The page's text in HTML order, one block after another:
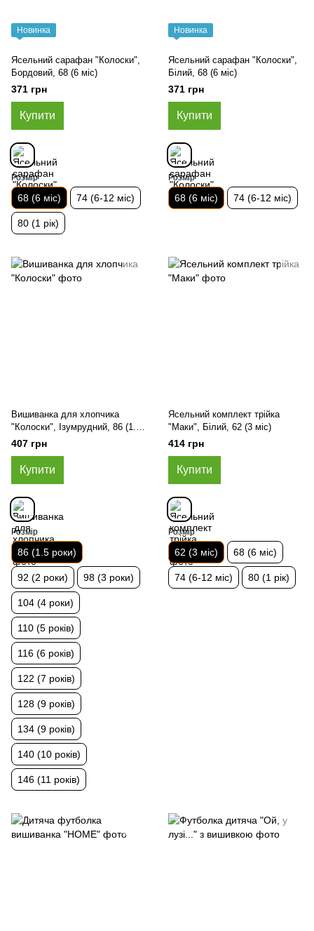
Новинка
Ясельний сарафан "Колоски",
Бордовий, 68 (6 міс)
371 грн
Купити
Розмір
68 (6 міс) 74 (6-12 міс)
80 (1 рік)
Новинка
Ясельний сарафан "Колоски",
Білий, 68 (6 міс)
371 грн
Купити
Розмір
68 (6 міс) 74 (6-12 міс)
Вишиванка для хлопчика
"Колоски", Ізумрудний, 86 (1.5
роки)
407 грн
Купити
Розмір
86 (1.5 роки)
92 (2 роки) 98 (3 роки)
104 (4 роки)
110 (5 років)
116 (6 років)
122 (7 років)
128 (9 років)
134 (9 років)
140 (10 років)
146 (11 років)
Ясельний комплект трійка
"Маки", Білий, 62 (3 міс)
414 грн
Купити
Розмір
62 (3 міс) 68 (6 міс)
74 (6-12 міс) 80 (1 рік)